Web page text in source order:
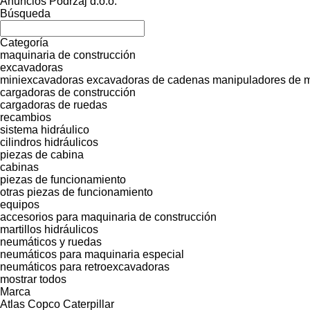
Búsqueda
Categoría
maquinaria de construcción
excavadoras
miniexcavadoras excavadoras de cadenas manipuladores de
cargadoras de construcción
cargadoras de ruedas
recambios
sistema hidráulico
cilindros hidráulicos
piezas de cabina
cabinas
piezas de funcionamiento
otras piezas de funcionamiento
equipos
accesorios para maquinaria de construcción
martillos hidráulicos
neumáticos y ruedas
neumáticos para maquinaria especial
neumáticos para retroexcavadoras
mostrar todos
Marca
Atlas Copco Caterpillar